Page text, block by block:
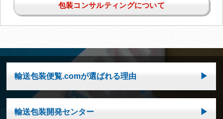
包装コンサルティングについて
輸送包装便覧.comが選ばれる理由
輸送包装開発センター